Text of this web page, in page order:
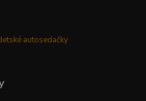
autosedačky